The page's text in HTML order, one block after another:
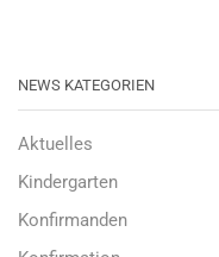
NEWS KATEGORIEN
Aktuelles
Kindergarten
Konfirmanden